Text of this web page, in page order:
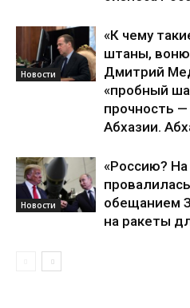
Новости
«К чему
штаны,
Дмитрий
«пробный
прочность
Абхазии.
Новости
«Россию? На
обещанием
на ракеты